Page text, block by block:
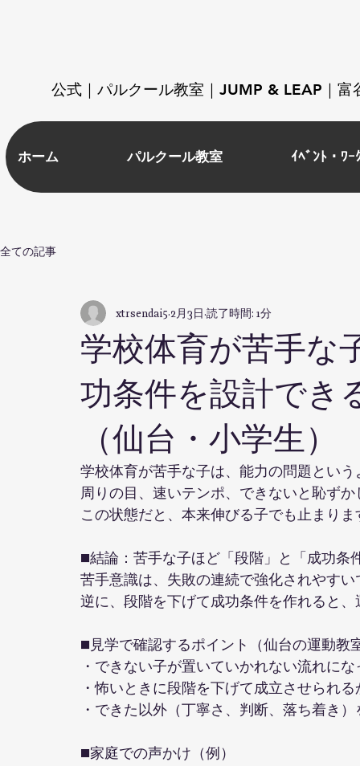
公式｜パルクール教室｜JUMP & LEAP｜
ホーム パルクール教室 ｲﾍﾞﾝﾄ・ﾜｰ
全ての記事
学校体育が苦手な
功条件を設計でき
（仙台・小学生）
xtrsendai5 2月3日 読了時間: 1分
学校体育が苦手な子は、能力の問題とい
周りの目、速いテンポ、できないと恥ずか
この状態だと、本来伸びる子でも止まりま
■結論：苦手な子ほど「段階」と「成功条
苦手意識は、失敗の連続で強化されやすい
逆に、段階を下げて成功条件を作れると
■見学で確認するポイント（仙台の運動教
・できない子が置いていかれない流れに
・怖いときに段階を下げて成立させられる
・できた以外（丁寧さ、判断、落ち着き
■家庭での声かけ（例）